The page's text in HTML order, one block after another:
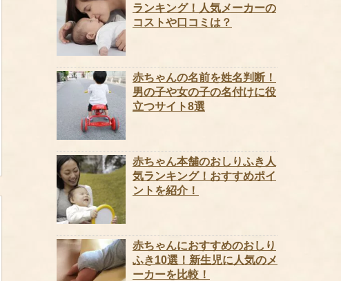
ランキング！人気メーカーの
コストや口コミは？
赤ちゃんの名前を姓名判断！
男の子や女の子の名付けに役
立つサイト8選
赤ちゃん本舗のおしりふき人
気ランキング！おすすめポイ
ントを紹介！
赤ちゃんにおすすめのおしり
ふき10選！新生児に人気のメ
ーカーを比較！